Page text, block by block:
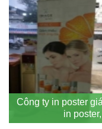
Công ty in poster
in